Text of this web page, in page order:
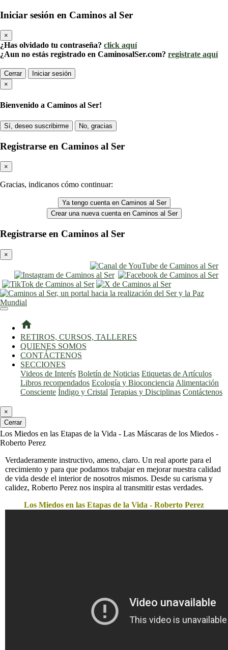
Iniciar sesión en Caminos al Ser
×
¿Has olvidado tu contraseña? click aquí
¿Aun no estás registrado en CaminosalSer.com? registrate aquí
Cerrar
Iniciar sesión
×
Bienvenido a Caminos al Ser!
Sí, deseo suscribirme No, gracias
Registrarse en Caminos al Ser
×
Gracias, indicanos cómo continuar:
Ya tengo cuenta en Caminos al Ser
Crear una nueva cuenta en Caminos al Ser
Registrarse en Caminos al Ser
×
home
RETIROS, CURSOS, TALLERES
QUIENES SOMOS
CONTÁCTENOS
SECCIONES
Videos de Interés Boletín de Noticias Etiquetas de Artículos
Libros recomendados Ecología y Bioconciencia Alimentación
Consciente Índigo y Cristal Terapias y Disciplinas Contáctenos
×
Cerrar
Los Miedos en las Etapas de la Vida - Las Máscaras de los Miedos -
Roberto Perez
Verdaderamente instructivo, ameno, claro. Un real aporte para el
crecimiento y para que podamos trabajar en mejorar nuestra calidad
de vida desde el interior de nosotros mismos. Desde su carisma y
calidez, Roberto Perez nos inspira al transmitir estas verdades.
Los Miedos en las Etapas de la Vida - Roberto Perez